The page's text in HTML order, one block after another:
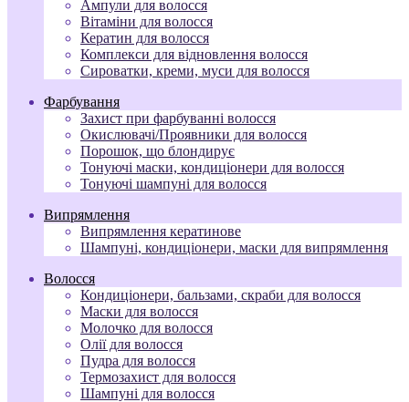
Ампули для волосся
Вітаміни для волосся
Кератин для волосся
Комплекси для відновлення волосся
Сироватки, креми, муси для волосся
Фарбування
Захист при фарбуванні волосся
Окислювачі/Проявники для волосся
Порошок, що блондирує
Тонуючі маски, кондиціонери для волосся
Тонуючі шампуні для волосся
Випрямлення
Випрямлення кератинове
Шампуні, кондиціонери, маски для випрямлення
Волосся
Кондиціонери, бальзами, скраби для волосся
Маски для волосся
Молочко для волосся
Олії для волосся
Пудра для волосся
Термозахист для волосся
Шампуні для волосся